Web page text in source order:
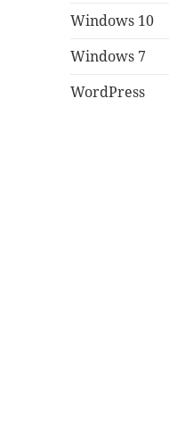
Windows 10
Windows 7
WordPress